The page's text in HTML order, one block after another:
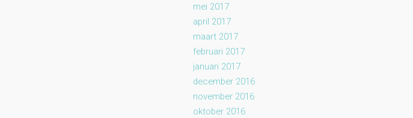
mei 2017
april 2017
maart 2017
februari 2017
januari 2017
december 2016
november 2016
oktober 2016